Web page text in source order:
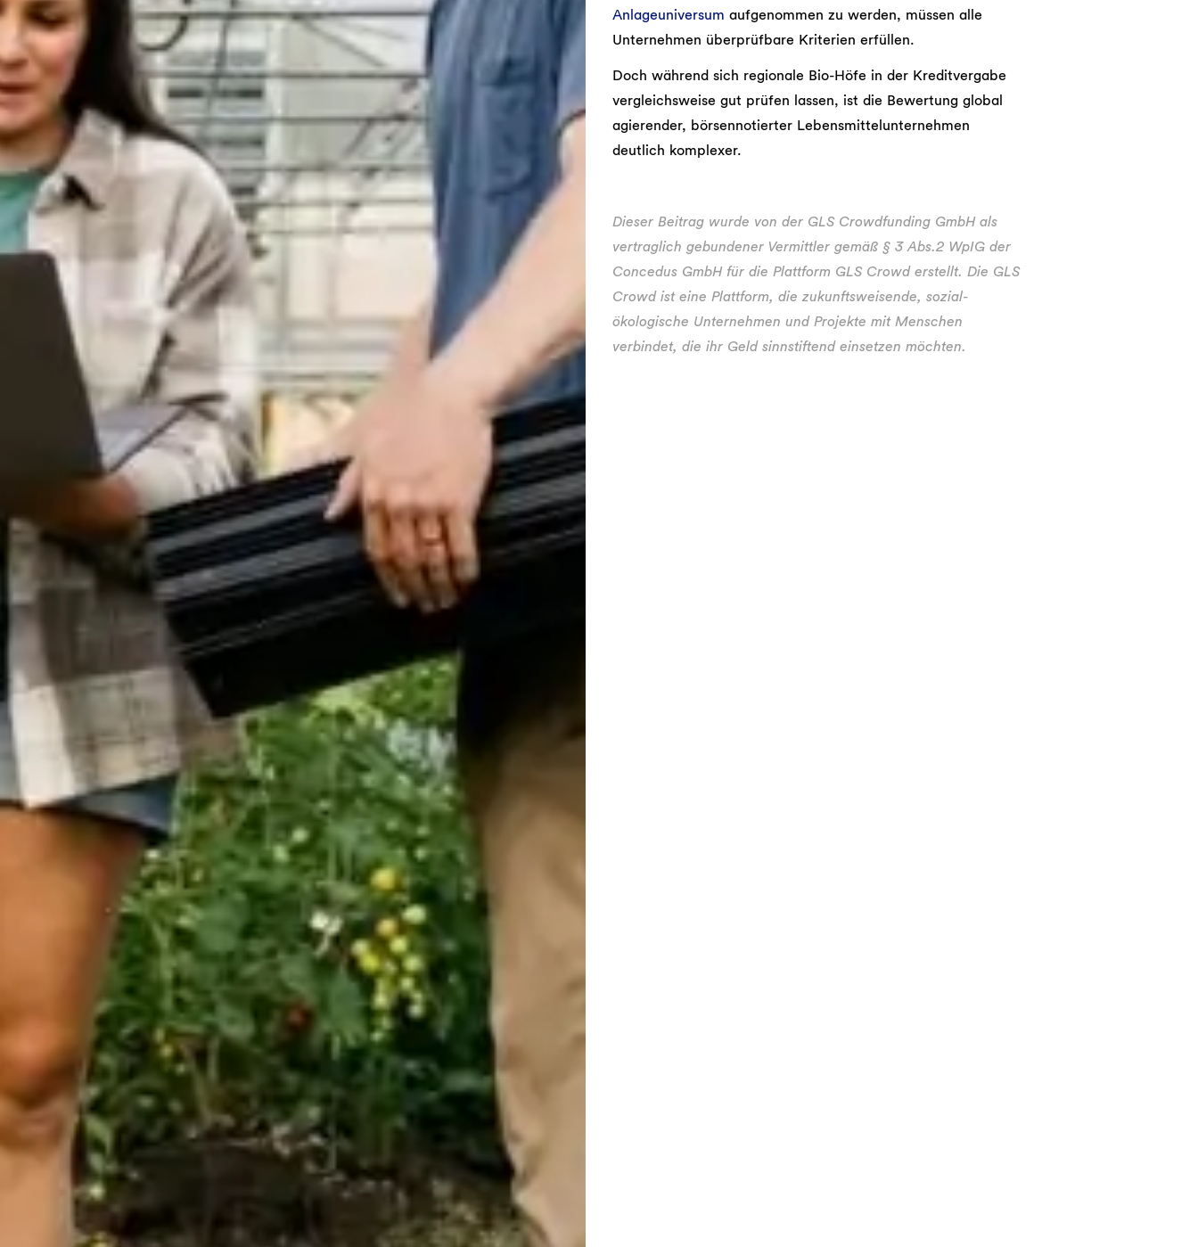
Anlageuniversum aufgenommen zu werden, müssen alle
Unternehmen überprüfbare Kriterien erfüllen.
Doch während sich regionale Bio-Höfe in der Kreditvergabe
vergleichsweise gut prüfen lassen, ist die Bewertung global
agierender, börsennotierter Lebensmittelunternehmen
deutlich komplexer.
Dieser Beitrag wurde von der GLS Crowdfunding GmbH als
vertraglich gebundener Vermittler gemäß § 3 Abs.2 WpIG der
Concedus GmbH für die Plattform GLS Crowd erstellt. Die GLS
Crowd ist eine Plattform, die zukunftsweisende, sozial-
ökologische Unternehmen und Projekte mit Menschen
verbindet, die ihr Geld sinnstiftend einsetzen möchten.